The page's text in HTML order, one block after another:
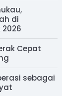
di
2026
Cepat
sebagai